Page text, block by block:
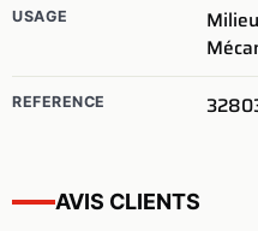
USAGE
REFERENCE
AVIS CLIENTS